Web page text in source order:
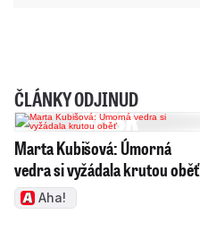
ČLÁNKY ODJINUD
Marta Kubišová: Úmorná
vedra si vyžádala krutou oběť
Aha!